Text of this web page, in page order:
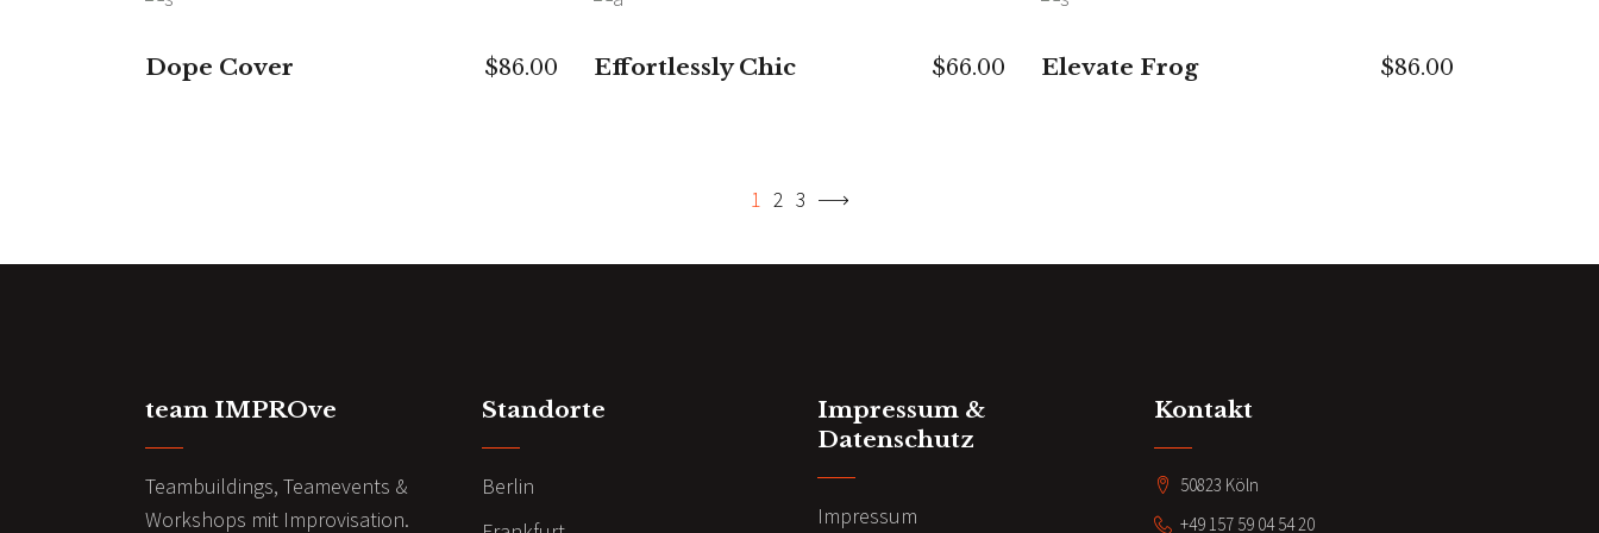
Dope Cover $86.00 Effortlessly Chic $66.00 Elevate Frog $86.00
1 2 3
team IMPROve
Teambuildings, Teamevents &
Workshops mit Improvisation.
Standorte
Berlin
Impressum &
Datenschutz
Impressum
Kontakt
50823 Köln
+49 157 59 04 54 20